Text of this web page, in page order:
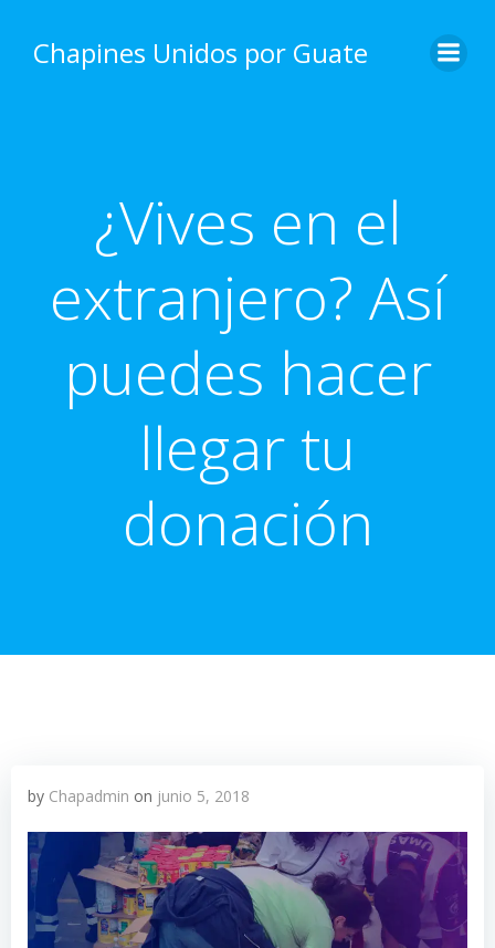
content
Chapines Unidos por Guate
¿Vives en el
extranjero? Así
puedes hacer
llegar tu
donación
by Chapadmin on junio 5, 2018